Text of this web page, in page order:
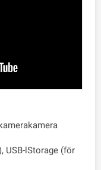
USB-lStorage (för